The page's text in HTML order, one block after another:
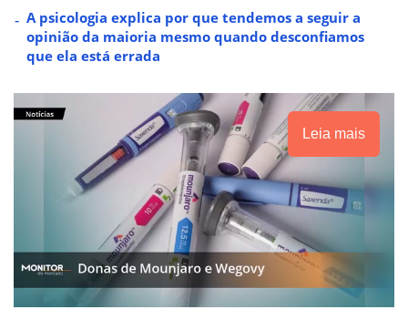
A psicologia explica por que tendemos a seguir a
opinião da maioria mesmo quando desconfiamos
que ela está errada
Leia mais